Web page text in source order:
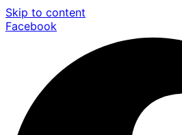
Skip to content
Facebook